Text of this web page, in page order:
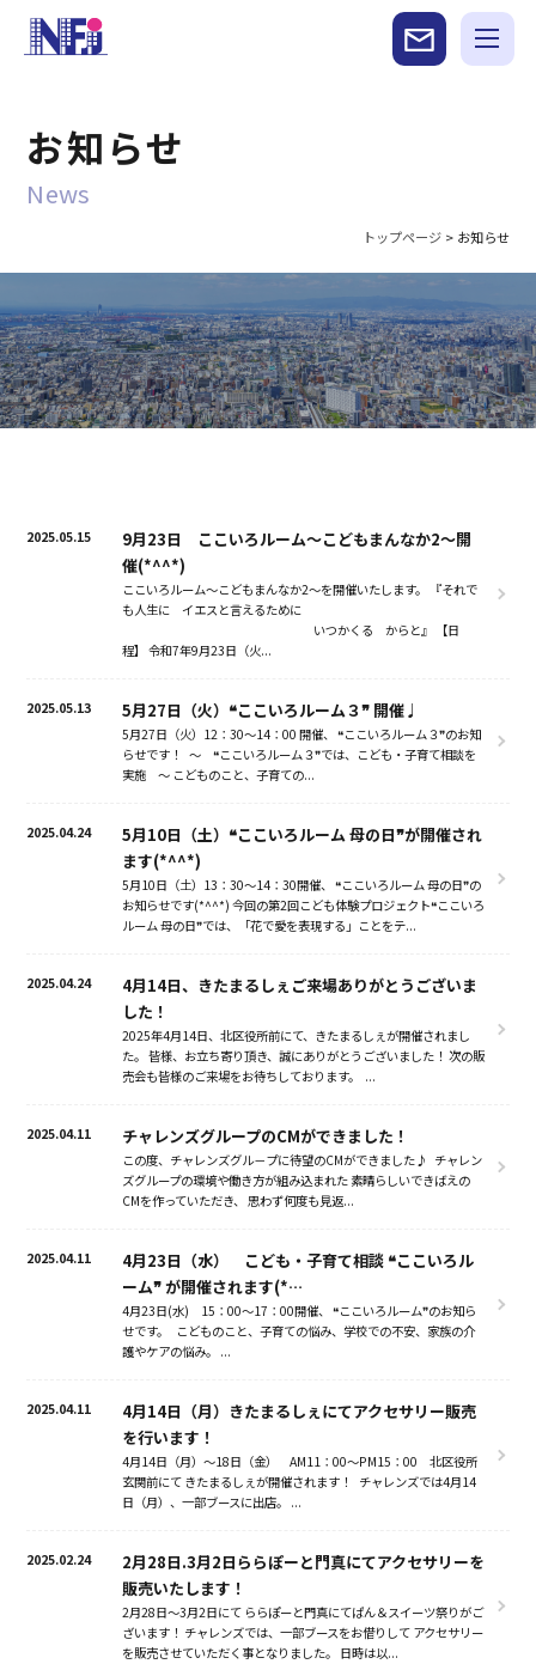
お知らせ
私たちについて
事業内容
会社概要
採用情報
お知らせ
News
トップページ> お知らせ
2025.05.15
9月23日 ここいろルーム～こどもまんなか2～開
催(*^^*)
ここいろルーム～こどもまんなか2～を開催いたします。 『それで
も人生に イエスと言えるために
いつかくる からと』 【日
程】 令和7年9月23日（火...
2025.05.13 5月27日（火）❝ここいろルーム３❞ 開催♩
5月27日（火）12：30～14：00 開催、 ❝ここいろルーム３❞のお知
らせです！ ～ ❝ここいろルーム３❞では、こども・子育て相談を
実施 ～ こどものこと、子育ての...
2025.04.24
5月10日（土）❝ここいろルーム 母の日❞が開催され
ます(*^^*)
5月10日（土）13：30～14：30開催、 ❝ここいろルーム 母の日❞の
お知らせです(*^^*) 今回の第2回こども体験プロジェクト❝ここいろ
ルーム 母の日❞では、「花で愛を表現する」ことをテ...
2025.04.24
4月14日、きたまるしぇご来場ありがとうございま
した！
2025年4月14日、北区役所前にて、きたまるしぇが開催されまし
た。 皆様、お立ち寄り頂き、誠にありがとうございました！ 次の販
売会も皆様のご来場をお待ちしております。 ...
2025.04.11 チャレンズグループのCMができました！
この度、チャレンズグル－プに待望のCMができました♪ チャレン
ズグループの環境や働き方が組み込まれた 素晴らしいできばえの
CMを作っていただき、 思わず何度も見返...
2025.04.11
4月23日（水） こども・子育て相談 ❝ここいろル
ーム❞ が開催されます(*…
4月23日(水) 15：00～17：00開催、 ❝ここいろルーム❞のお知ら
せです。 こどものこと、子育ての悩み、学校での不安、家族の介
護やケアの悩み。 ...
2025.04.11
4月14日（月）きたまるしぇにてアクセサリー販売
を行います！
4月14日（月）～18日（金） AM11：00～PM15：00 北区役所
玄関前にて きたまるしぇが開催されます！ チャレンズでは4月14
日（月）、一部ブースに出店。 ...
2025.02.24
2月28日.3月2日ららぽーと門真にてアクセサリーを
販売いたします！
2月28日～3月2日にて ららぽーと門真にてぱん＆スイーツ祭りがご
ざいます！ チャレンズでは、一部ブースをお借りして アクセサリー
を販売させていただく事となりました。 日時は以...